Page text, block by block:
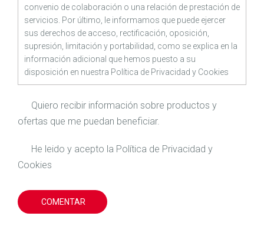
convenio de colaboración o una relación de prestación de
servicios. Por último, le informamos que puede ejercer
sus derechos de acceso, rectificación, oposición,
supresión, limitación y portabilidad, como se explica en la
información adicional que hemos puesto a su
disposición en nuestra Política de Privacidad y Cookies
Quiero recibir información sobre productos y
ofertas que me puedan beneficiar.
He leido y acepto la Política de Privacidad y
Cookies
COMENTAR